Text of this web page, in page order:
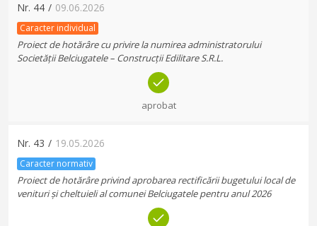
Nr. 44 / 09.06.2026
Caracter individual
Proiect de hotărâre cu privire la numirea administratorului
Societății Belciugatele – Construcții Edilitare S.R.L.
aprobat
Nr. 43 / 19.05.2026
Caracter normativ
Proiect de hotărâre privind aprobarea rectificării bugetului local de
venituri și cheltuieli al comunei Belciugatele pentru anul 2026